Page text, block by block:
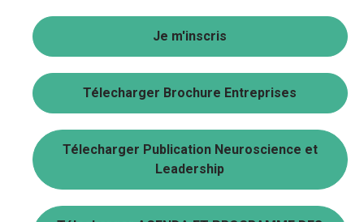
Je m'inscris
Télecharger Brochure Entreprises
Télecharger Publication Neuroscience et
Leadership